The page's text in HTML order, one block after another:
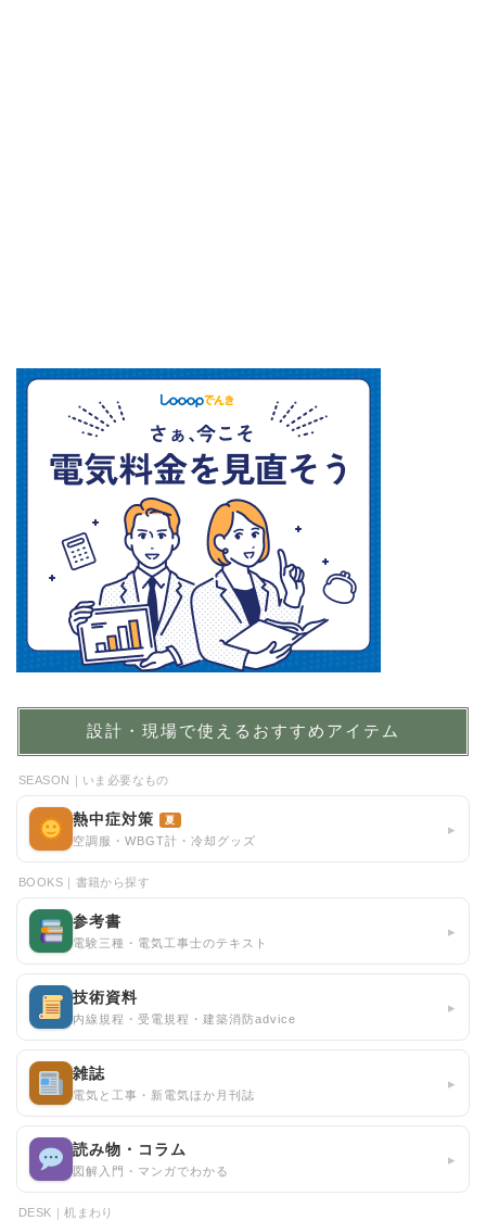
設計・現場で使えるおすすめアイテム
SEASON｜いま必要なもの
熱中症対策 夏
空調服・WBGT計・冷却グッズ
▸
BOOKS｜書籍から探す
参考書
電験三種・電気工事士のテキスト
▸
技術資料
内線規程・受電規程・建築消防advice
▸
雑誌
電気と工事・新電気ほか月刊誌
▸
読み物・コラム
図解入門・マンガでわかる
▸
DESK｜机まわり